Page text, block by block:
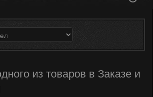
из товаров в Заказе и